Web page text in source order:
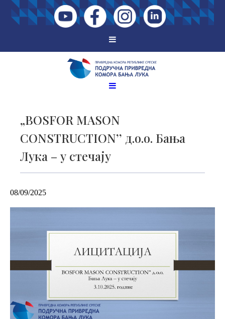
„BOSFOR MASON
CONSTRUCTION’’ д.о.о. Бања
Лука – у стечају
08/09/2025